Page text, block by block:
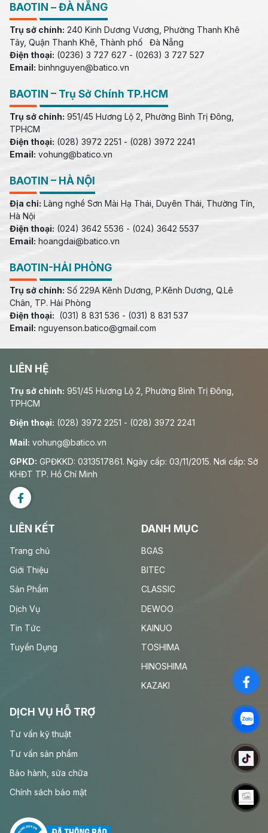
BAOTIN – ĐÀ NẴNG
Trụ sở chính: 240 Kinh Dương Vương, Phường Thanh Khê
Tây, Quận Thanh Khê, Thành phố Đà Nẵng
Điện thoại: (0236) 3 727 627 - (0263) 3 727 527
Email: binhnguyen@batico.vn
BAOTIN – Trụ Sở Chính TP.HCM
Trụ sở chính: 951/45 Hương Lộ 2, Phường Bình Trị Đông,
TPHCM
Điện thoại: (028) 3972 2251 - (028) 3972 2241
Email: vohung@batico.vn
BAOTIN – HÀ NỘI
Địa chỉ: Làng nghề Sơn Mài Hạ Thái, Duyên Thái, Thường Tín,
Hà Nội
Điện thoại: (024) 3642 5536 - (024) 3642 5537
Email: hoangdai@batico.vn
BAOTIN-HẢI PHÒNG
Trụ sở chính: Số 229A Kênh Dương, P.Kênh Dương, Q.Lê
Chân, TP. Hải Phòng
Điện thoại: (031) 8 831 536 - (031) 8 831 537
Email: nguyenson.batico@gmail.com
LIÊN HỆ
Trụ sở chính: 951/45 Hương Lộ 2, Phường Bình Trị Đông,
TPHCM
Điện thoại: (028) 3972 2251 - (028) 3972 2241
Mail: vohung@batico.vn
GPKD: GPĐKKD: 0313517861. Ngày cấp: 03/11/2015. Nơi cấp: Sở
KHĐT TP. Hồ Chí Minh
LIÊN KẾT
Trang chủ
Giới Thiệu
Sản Phẩm
Dịch Vụ
Tin Tức
Tuyển Dụng
DANH MỤC
BGAS
BITEC
CLASSIC
DEWOO
KAINUO
TOSHIMA
HINOSHIMA
KAZAKI
DỊCH VỤ HỖ TRỢ
Tư vấn kỹ thuật
Tư vấn sản phẩm
Bảo hành, sửa chữa
Chính sách bảo mật